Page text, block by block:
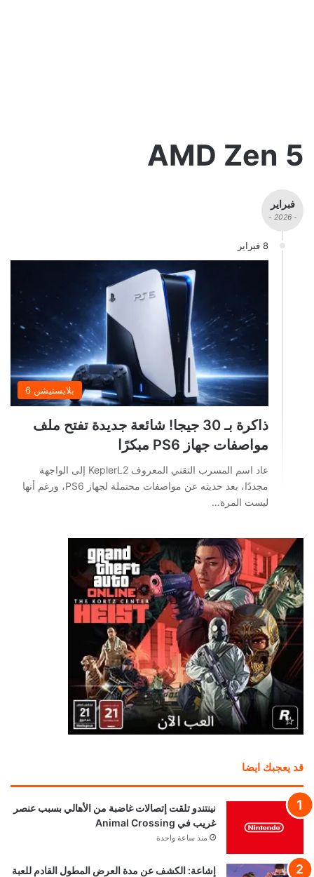
AMD Zen 5
فبراير
- 2026 -
8 فبراير
بلايستيشن 6
ذاكرة بـ 30 جيجا! شائعة جديدة تفتح ملف
مواصفات جهاز PS6 مبكرًا
عاد اسم المسرب التقني المعروف KeplerL2 إلى الواجهة
مجددًا، بعد حديثه عن مواصفات محتملة لجهاز PS6، ورغم أنها
ليست المرة…
قد يعجبك ايضا
نينتندو تلقت إتصالات غاضبة من الأهالي بسبب عنصر
غريب في Animal Crossing
منذ ساعة واحدة
إشاعة: الكشف عن مدة العرض المطول القادم للعبة